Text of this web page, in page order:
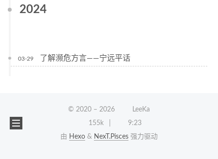
2024
03-29 了解濒危方言——宁远平话
© 2020 –2026
LeeKa
155k
9:23
由 Hexo & NexT.Pisces 强力驱动